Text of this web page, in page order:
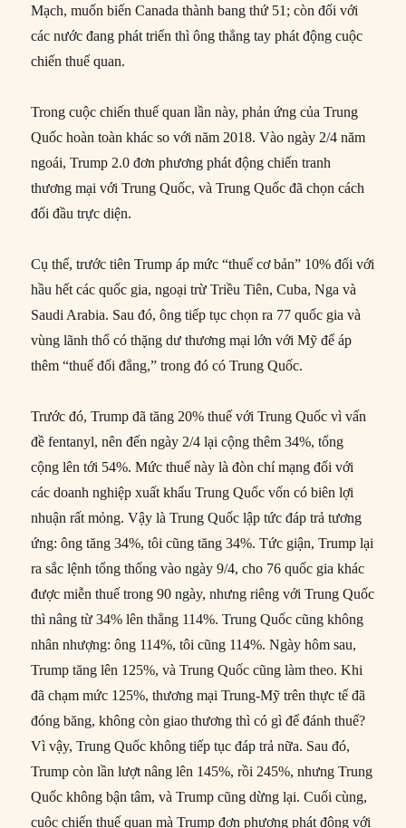
Mạch, muốn biến Canada thành bang thứ 51; còn đối với
các nước đang phát triển thì ông thẳng tay phát động cuộc
chiến thuế quan.
Trong cuộc chiến thuế quan lần này, phản ứng của Trung
Quốc hoàn toàn khác so với năm 2018. Vào ngày 2/4 năm
ngoái, Trump 2.0 đơn phương phát động chiến tranh
thương mại với Trung Quốc, và Trung Quốc đã chọn cách
đối đầu trực diện.
Cụ thể, trước tiên Trump áp mức “thuế cơ bản” 10% đối với
hầu hết các quốc gia, ngoại trừ Triều Tiên, Cuba, Nga và
Saudi Arabia. Sau đó, ông tiếp tục chọn ra 77 quốc gia và
vùng lãnh thổ có thặng dư thương mại lớn với Mỹ để áp
thêm “thuế đối đẳng,” trong đó có Trung Quốc.
Trước đó, Trump đã tăng 20% thuế với Trung Quốc vì vấn
đề fentanyl, nên đến ngày 2/4 lại cộng thêm 34%, tổng
cộng lên tới 54%. Mức thuế này là đòn chí mạng đối với
các doanh nghiệp xuất khẩu Trung Quốc vốn có biên lợi
nhuận rất mỏng. Vậy là Trung Quốc lập tức đáp trả tương
ứng: ông tăng 34%, tôi cũng tăng 34%. Tức giận, Trump lại
ra sắc lệnh tổng thống vào ngày 9/4, cho 76 quốc gia khác
được miễn thuế trong 90 ngày, nhưng riêng với Trung Quốc
thì nâng từ 34% lên thẳng 114%. Trung Quốc cũng không
nhân nhượng: ông 114%, tôi cũng 114%. Ngày hôm sau,
Trump tăng lên 125%, và Trung Quốc cũng làm theo. Khi
đã chạm mức 125%, thương mại Trung-Mỹ trên thực tế đã
đóng băng, không còn giao thương thì có gì để đánh thuế?
Vì vậy, Trung Quốc không tiếp tục đáp trả nữa. Sau đó,
Trump còn lần lượt nâng lên 145%, rồi 245%, nhưng Trung
Quốc không bận tâm, và Trump cũng dừng lại. Cuối cùng,
cuộc chiến thuế quan mà Trump đơn phương phát động với